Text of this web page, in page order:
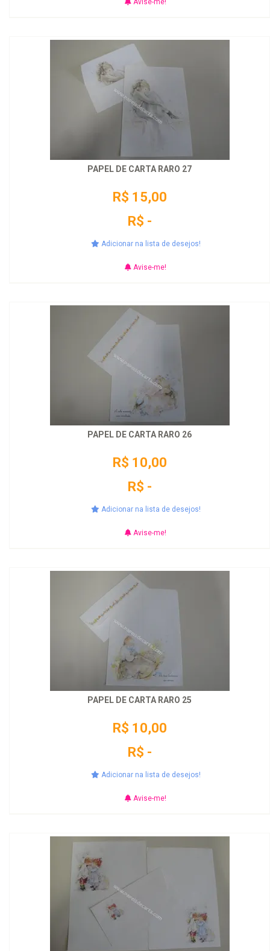
Avise-me!
PAPEL DE CARTA RARO 27
R$ 15,00
R$ -
Adicionar na lista de desejos!
Avise-me!
PAPEL DE CARTA RARO 26
R$ 10,00
R$ -
Adicionar na lista de desejos!
Avise-me!
PAPEL DE CARTA RARO 25
R$ 10,00
R$ -
Adicionar na lista de desejos!
Avise-me!